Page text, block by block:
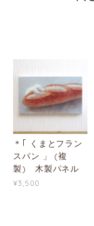
＊｢ くまとフラン
スパン 」 (複
製) 木製パネル
¥3,500